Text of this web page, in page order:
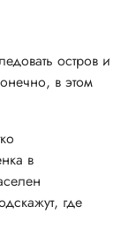
остров и
в этом
в
где